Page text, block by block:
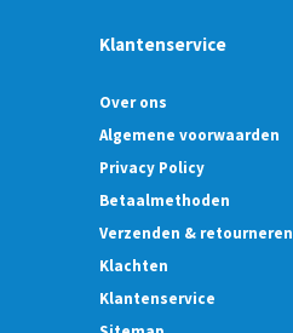
Klantenservice
Over ons
Algemene voorwaarden
Privacy Policy
Betaalmethoden
Verzenden & retourneren
Klachten
Klantenservice